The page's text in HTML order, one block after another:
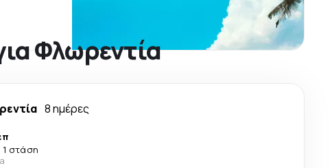
Φλωρεντία
8 ημέρες
1 στάση